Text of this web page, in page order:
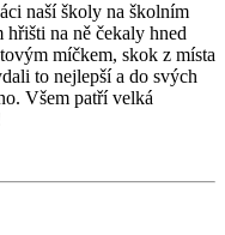
naší školy na školním
na ně čekaly hned
míčkem, skok z místa
to nejlepší a do svých
Všem patří velká